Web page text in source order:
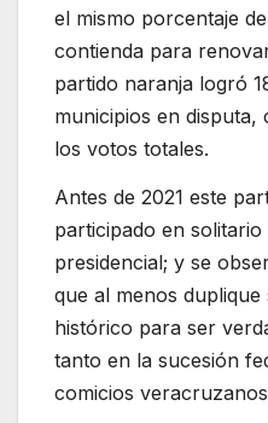
el mismo porcentaje
contienda para
partido naranja logró
municipios en
los votos totales.
Antes de 2021 este
participado en
presidencial; y se
que al menos
histórico para ser
tanto en la sucesión
comicios